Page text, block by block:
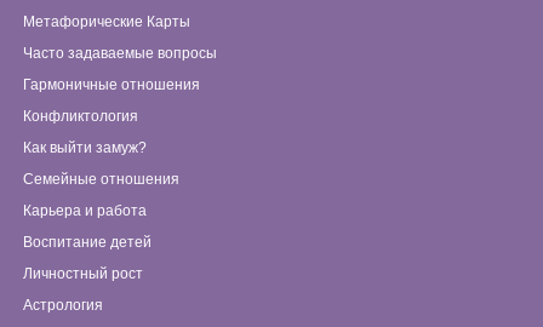
Метафорические Карты
Часто задаваемые вопросы
Гармоничные отношения
Конфликтология
Как выйти замуж?
Семейные отношения
Карьера и работа
Воспитание детей
Личностный рост
Астрология